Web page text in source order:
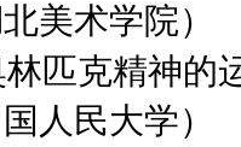
美术学院）
匹克精神的
人民大学）